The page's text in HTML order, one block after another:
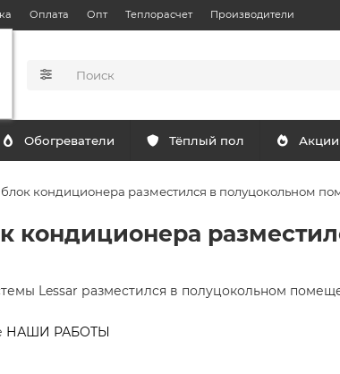
Оплата Опт Теплорасчет Производители
Обогреватели Тёплый пол
кондиционера разместился в полуцокольном
кондиционера
Lessar разместился в полуцокольном
НАШИ РАБОТЫ